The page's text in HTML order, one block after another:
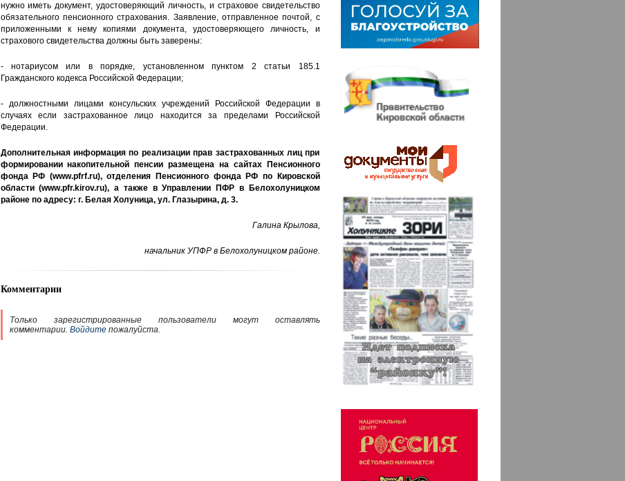
нужно иметь документ, удостоверяющий личность, и страховое свидетельство
обязательного пенсионного страхования. Заявление, отправленное почтой, с
приложенными к нему копиями документа, удостоверяющего личность, и
страхового свидетельства должны быть заверены:
- нотариусом или в порядке, установленном пунктом 2 статьи 185.1
Гражданского кодекса Российской Федерации;
- должностными лицами консульских учреждений Российской Федерации в
случаях если застрахованное лицо находится за пределами Российской
Федерации.
Дополнительная информация по реализации прав застрахованных лиц при
формировании накопительной пенсии размещена на сайтах Пенсионного
фонда РФ (www.pfrf.ru), отделения Пенсионного фонда РФ по Кировской
области (www.pfr.kirov.ru), а также в Управлении ПФР в Белохолуницком
районе по адресу: г. Белая Холуница, ул. Глазырина, д. 3.
Галина Крылова,
начальник УПФР в Белохолуницком районе.
Комментарии
Только зарегистрированные пользователи могут оставлять
комментарии. Войдитепожалуйста.